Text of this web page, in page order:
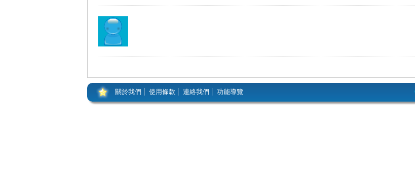
關於我們 使用條款 連絡我們 功能導覽